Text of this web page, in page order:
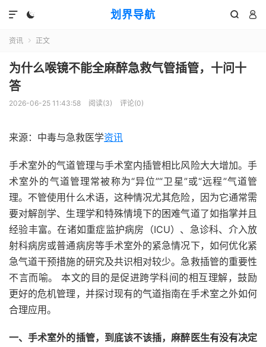
划界导航
  

资讯  正文
为什么喉镜不能全麻醉急救气管插管，十问十
答
2026-06-25 11:43:58 阅读(3) 评论(0)
来源：中毒与急救医学资讯
手术室外的气道管理与手术室内插管相比风险大大增加。手
术室外的气道管理常被称为“异位”“卫星”或“远程”气道管
理。不管使用什么术语，这种情况尤其危险，因为它通常需
要对解剖学、生理学和特殊情境下的困难气道了如指掌并且
经验丰富。在诸如重症监护病房（ICU）、急诊科、介入放
射科病房或普通病房等手术室外的紧急情况下，如何优化紧
急气道干预措施的研究及共识相对较少。急救插管的重要性
不言而喻。 本文的目的是促进跨学科间的相互理解，鼓励
更好的危机管理，并探讨现有的气道指南在手术室之外如何
合理应用。
一、手术室外的插管，到底该不该插，麻醉医生有没有决定